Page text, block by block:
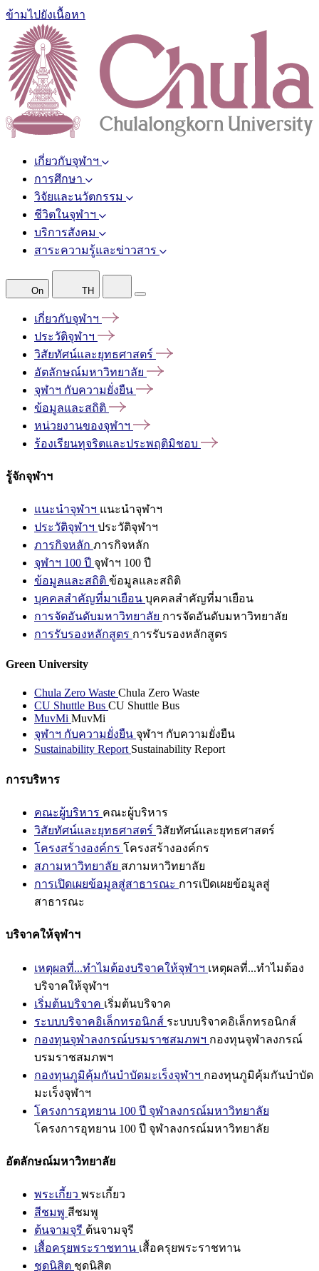
ข้ามไปยังเนื้อหา
เกี่ยวกับจุฬาฯ
การศึกษา
วิจัยและนวัตกรรม
ชีวิตในจุฬาฯ
บริการสังคม
สาระความรู้และข่าวสาร
On TH
เกี่ยวกับจุฬาฯ
ประวัติจุฬาฯ
วิสัยทัศน์และยุทธศาสตร์
อัตลักษณ์มหาวิทยาลัย
จุฬาฯ กับความยั่งยืน
ข้อมูลและสถิติ
หน่วยงานของจุฬาฯ
ร้องเรียนทุจริตและประพฤติมิชอบ
รู้จักจุฬาฯ
แนะนำจุฬาฯ แนะนำจุฬาฯ
ประวัติจุฬาฯ ประวัติจุฬาฯ
ภารกิจหลัก ภารกิจหลัก
จุฬาฯ 100 ปี จุฬาฯ 100 ปี
ข้อมูลและสถิติ ข้อมูลและสถิติ
บุคคลสำคัญที่มาเยือน บุคคลสำคัญที่มาเยือน
การจัดอันดับมหาวิทยาลัย การจัดอันดับมหาวิทยาลัย
การรับรองหลักสูตร การรับรองหลักสูตร
Green University
Chula Zero Waste Chula Zero Waste
CU Shuttle Bus CU Shuttle Bus
MuvMi MuvMi
จุฬาฯ กับความยั่งยืน จุฬาฯ กับความยั่งยืน
Sustainability Report Sustainability Report
การบริหาร
คณะผู้บริหาร คณะผู้บริหาร
วิสัยทัศน์และยุทธศาสตร์ วิสัยทัศน์และยุทธศาสตร์
โครงสร้างองค์กร โครงสร้างองค์กร
สภามหาวิทยาลัย สภามหาวิทยาลัย
การเปิดเผยข้อมูลสู่สาธารณะ การเปิดเผยข้อมูลสู่
สาธารณะ
บริจาคให้จุฬาฯ
เหตุผลที่...ทำไมต้องบริจาคให้จุฬาฯ เหตุผลที่...ทำไมต้อง
บริจาคให้จุฬาฯ
เริ่มต้นบริจาค เริ่มต้นบริจาค
ระบบบริจาคอิเล็กทรอนิกส์ ระบบบริจาคอิเล็กทรอนิกส์
กองทุนจุฬาลงกรณ์บรมราชสมภพฯ กองทุนจุฬาลงกรณ์
บรมราชสมภพฯ
กองทุนภูมิคุ้มกันบำบัดมะเร็งจุฬาฯ กองทุนภูมิคุ้มกันบำบัด
มะเร็งจุฬาฯ
โครงการอุทยาน 100 ปี จุฬาลงกรณ์มหาวิทยาลัย
โครงการอุทยาน 100 ปี จุฬาลงกรณ์มหาวิทยาลัย
อัตลักษณ์มหาวิทยาลัย
พระเกี้ยว พระเกี้ยว
สีชมพู สีชมพู
ต้นจามจุรี ต้นจามจุรี
เสื้อครุยพระราชทาน เสื้อครุยพระราชทาน
ชุดนิสิต ชุดนิสิต